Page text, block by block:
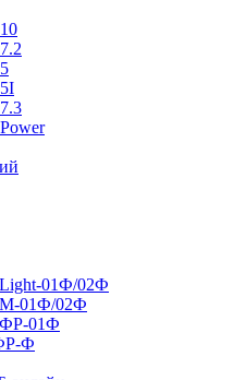
01Ф/02Ф
01Ф/02Ф
01Ф
Ф